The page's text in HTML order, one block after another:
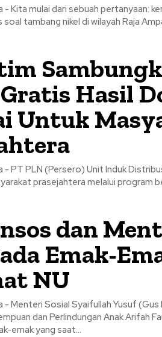
Kita mulai dari sebuah pertanyaan:
tambang nikel di wilayah Raja
Hasil
Untuk
- PT PLN (Persero) Unit Induk
prasejahtera melalui program
dan
Emak-
NU
- Menteri Sosial Syaifullah Yusuf
dan Perlindungan Anak Arifah
emak yang saat...